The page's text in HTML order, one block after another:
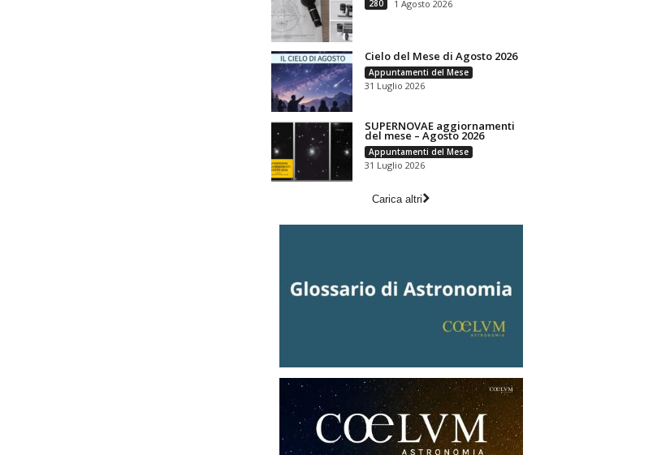
280 1 Agosto 2026
Cielo del Mese di Agosto 2026
Appuntamenti del Mese
31 Luglio 2026
SUPERNOVAE aggiornamenti
del mese – Agosto 2026
Appuntamenti del Mese
31 Luglio 2026
Carica altri